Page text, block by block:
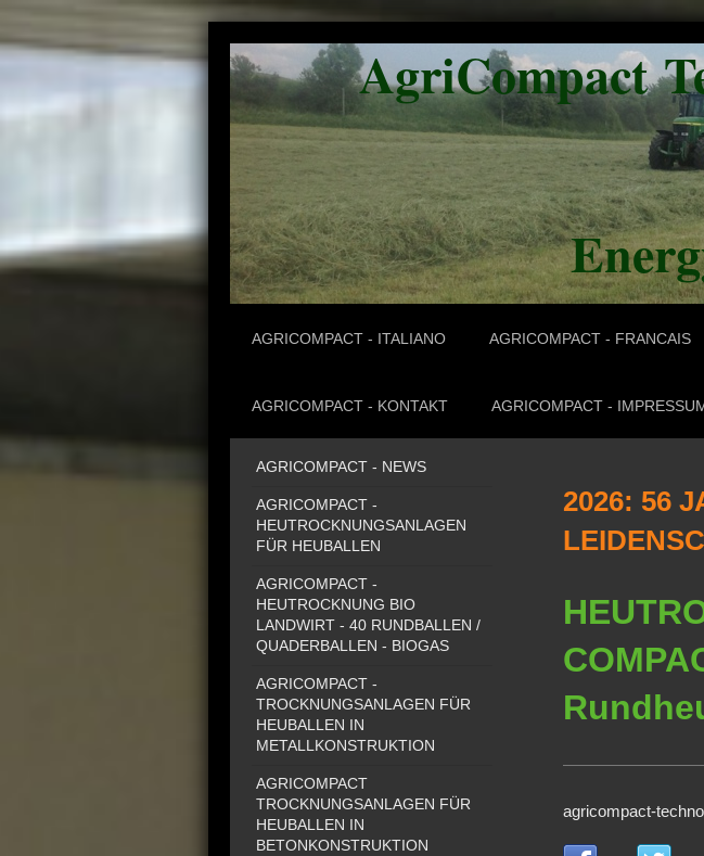
AgriCompact
Energy &
AGRICOMPACT - ITALIANO AGRICOMPACT - FRANCAIS
AGRICOMPACT - KONTAKT AGRICOMPACT -
2026: 56
agricompact-
AGRICOMPACT - NEWS
AGRICOMPACT -
HEUTROCKNUNGSANLAGEN
FÜR HEUBALLEN
AGRICOMPACT -
HEUTROCKNUNG BIO
LANDWIRT - 40 RUNDBALLEN /
QUADERBALLEN - BIOGAS
AGRICOMPACT -
TROCKNUNGSANLAGEN FÜR
HEUBALLEN IN
METALLKONSTRUKTION
AGRICOMPACT
TROCKNUNGSANLAGEN FÜR
HEUBALLEN IN
BETONKONSTRUKTION